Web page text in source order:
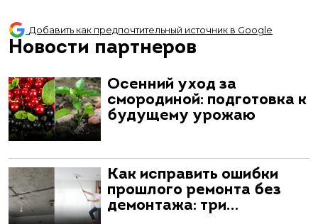
Добавить как предпочтительный источник в Google
Новости партнеров
Осенний уход за
смородиной: подготовка к
будущему урожаю
Как исправить ошибки
прошлого ремонта без
демонтажа: три…